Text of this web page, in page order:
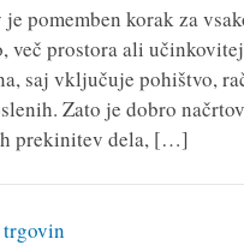
pomemben korak za
več prostora ali
saj vključuje pohištvo,
Zato je dobro
prekinitev dela, […]